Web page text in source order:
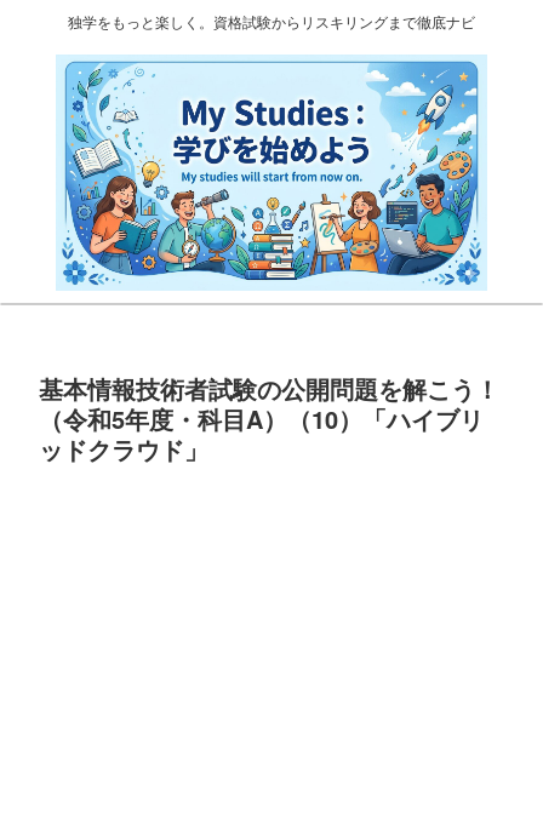
独学をもっと楽しく。資格試験からリスキリングまで徹底ナビ
基本情報技術者試験の公開問題を解こう！
（令和5年度・科目A）（10）「ハイブリ
ッドクラウド」